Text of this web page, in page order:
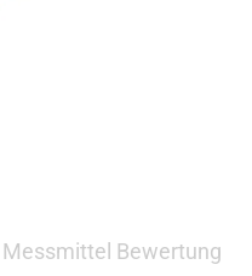
Messmittel Bewertung